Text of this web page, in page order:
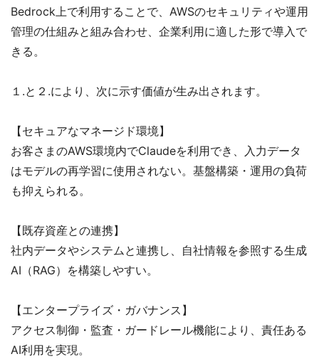
Bedrock上で利用することで、AWSのセキュリティや運用
管理の仕組みと組み合わせ、企業利用に適した形で導入で
きる。
１.と２.により、次に示す価値が生み出されます。
【セキュアなマネージド環境】
お客さまのAWS環境内でClaudeを利用でき、入力データ
はモデルの再学習に使用されない。基盤構築・運用の負荷
も抑えられる。
【既存資産との連携】
社内データやシステムと連携し、自社情報を参照する生成
AI（RAG）を構築しやすい。
【エンタープライズ・ガバナンス】
アクセス制御・監査・ガードレール機能により、責任ある
AI利用を実現。